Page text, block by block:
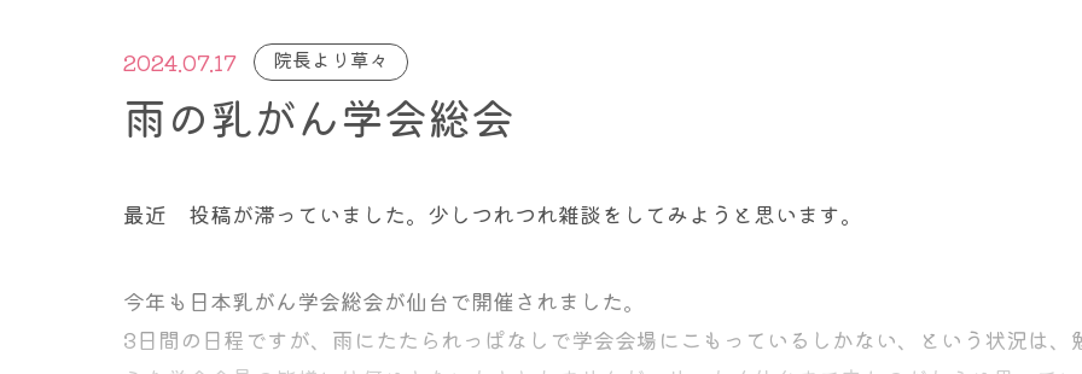
残し”を意味するだけではなく、そのがんはたちが悪く、最初から全身的に何かが起こっているとい
グナルとなっている、だから肺、肝臓、脳、骨も影響を受けている可能性があります。だから乳房
しても温存しても結局として生命予後に影響はでないと考えられます。
これとよく似た考え方で、反対側の乳がんも、もともとの側の乳がんからの転移であるならば、同
両側乳房切除術を受けた人の合計90.7%をマッチングさせ、同じサイズの3つの外科コホート（コ
とは同じ時期に同じ出来事を経験した人たちのグループという意味になります。実際の数 =
確立することに成功しました。
この３つのコホート、つまり片方の乳腺に浸潤癌が発生し、温存手術を受けた方、全摘を受けた方
６ 最初に出産したのは30歳のとき
７ お母さん、娘、姉妹に乳がんの方が一人だけおられる。
これで計算できます。
う高い確実性があることを意味しています。なぜAではないのでしょうか。
もし本当に”きちんと2年に1回 マンモグラフィ検診を受けているから大丈夫”であるのなら、それ
しかし少なくとも1年に1回で北斗さんや、小林麻央さんの例があるように100％大丈夫ではありま
これも前述しましたが、米国予防サービス特別委員会 (USPSTF) による乳がんスクリーニングガ
2024.07.17 院長より草々
雨の乳がん学会総会
最近 投稿が滞っていました。少しつれつれ雑談をしてみようと思います。
今年も日本乳がん学会総会が仙台で開催されました。
3日間の日程ですが、雨にたたられっぱなしで学会会場にこもっているしかない、という状況は、